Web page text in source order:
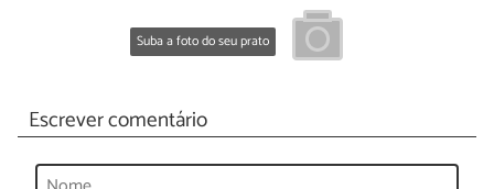
Suba a foto do seu prato
Escrever comentário